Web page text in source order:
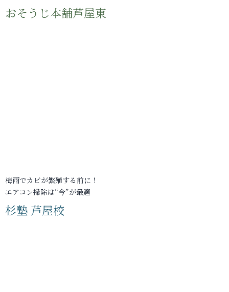
おそうじ本舗芦屋東
梅雨でカビが繁殖する前に！
エアコン掃除は“今”が最適
杉塾 芦屋校